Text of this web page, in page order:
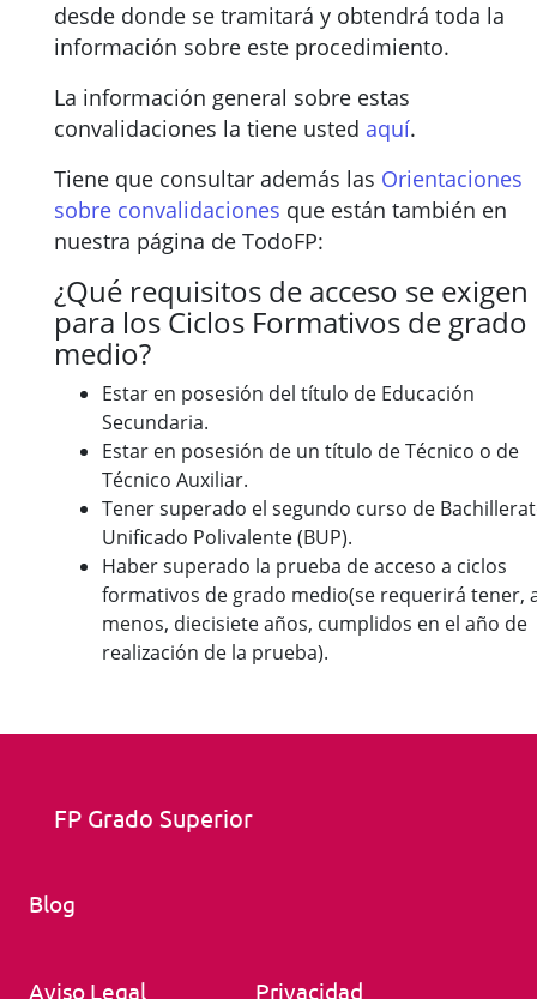
desde donde se tramitará y obtendrá toda la
información sobre este procedimiento.
La información general sobre estas
convalidaciones la tiene usted aquí.
Tiene que consultar además las Orientaciones
sobre convalidaciones que están también en
nuestra página de TodoFP:
¿Qué requisitos de acceso se exigen
para los Ciclos Formativos de grado
medio?
Estar en posesión del título de Educación
Secundaria.
Estar en posesión de un título de Técnico o de
Técnico Auxiliar.
Tener superado el segundo curso de
Unificado Polivalente (BUP).
Haber superado la prueba de acceso a ciclos
formativos de grado medio(se requerirá tener,
menos, diecisiete años, cumplidos en el año de
realización de la prueba).
FP Grado Superior
Blog
Aviso Legal Privacidad